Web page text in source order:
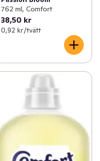
762 ml, Comfort
38,50 kr
0,92 kr /tvätt